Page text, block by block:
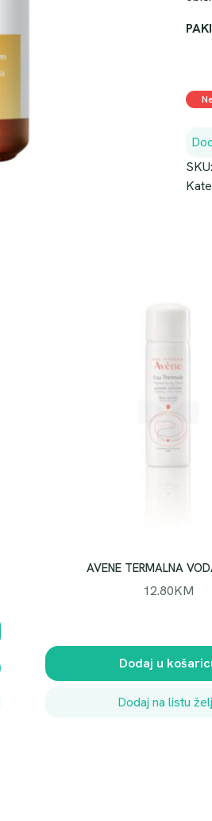
SKU:
AVENE TERMALNA
12.80KM
Dodaj u
Dodaj na listu